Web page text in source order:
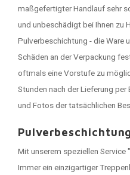
maßgefertigter Handlauf sehr
und unbeschädigt bei Ihnen zu
Pulverbeschichtung - die Ware
Schäden an der Verpackung
oftmals eine Vorstufe zu
Stunden nach der Lieferung
und Fotos der tatsächlichen
Mit unserem speziellen Service
Immer ein einzigartiger